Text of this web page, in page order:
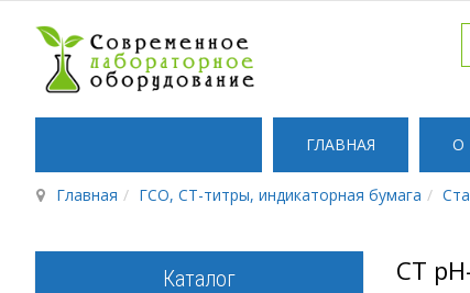
ГЛАВНАЯ О
Главная ГСО, СТ-титры, индикаторная бумага
СТ
Каталог